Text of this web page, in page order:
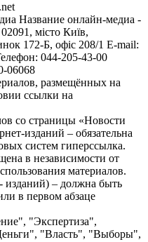
Название онлайн-медиа -
місто Київ,
172-Б, офіс 208/1 E-mail:
044-205-43-00
06068
размещённых на
ссылки на
со страницы «Новости
изданий – обязательна
систем гиперссылка.
в независимости от
материалов.
изданий) – должна быть
в первом абзаце
"Экспертиза",
"Власть", "Выборы",